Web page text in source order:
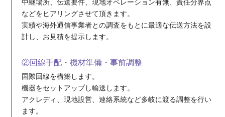
中継場所、伝送要件、現地オペレーション有無、責任分界点
などをヒアリングさせて頂きます。
実績や海外通信事業者との調査をもとに最適な伝送方法を設
計し、お見積を提示します。
②回線手配・機材準備・事前調整
国際回線を構築します。
機器をセットアップし輸送します。
アクレディ、現地設営、連絡系統など多岐に渡る調整を行い
ます。